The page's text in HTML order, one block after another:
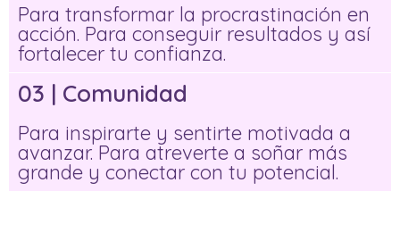
Para transformar la procrastinación en
acción. Para conseguir resultados y así
fortalecer tu confianza.
03 | Comunidad
Para inspirarte y sentirte motivada a
avanzar. Para atreverte a soñar más
grande y conectar con tu potencial.